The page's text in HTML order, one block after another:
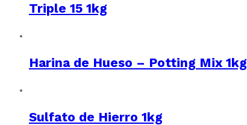
Triple 15 1kg
Harina de Hueso – Potting Mix 1kg
Sulfato de Hierro 1kg